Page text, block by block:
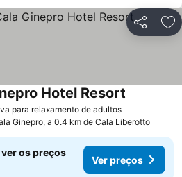
Partilhar
para relaxamento de adultos
Hotel Resort
Ginepro, a 0.4 km de Cala Liberotto
os preços
Ver preços